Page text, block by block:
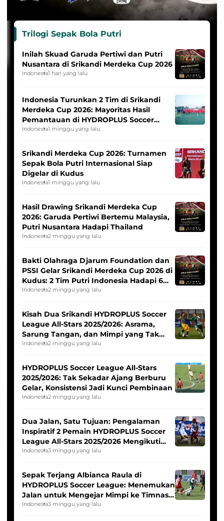
Trilogi Sepak Bola Putri
Inilah Skuad Garuda Pertiwi dan Putri
Nusantara di Srikandi Merdeka Cup 2026
Indonesia1 hari yang lalu
Indonesia Turunkan 2 Tim di Srikandi
Merdeka Cup 2026: Mayoritas Hasil
Pemantauan di HYDROPLUS Soccer
League
Indonesia1 minggu yang lalu
Srikandi Merdeka Cup 2026: Turnamen
Sepak Bola Putri Internasional Siap
Digelar di Kudus
Indonesia1 minggu yang lalu
Hasil Drawing Srikandi Merdeka Cup
2026: Garuda Pertiwi Bertemu Malaysia,
Putri Nusantara Hadapi Thailand
Indonesia2 minggu yang lalu
Bakti Olahraga Djarum Foundation dan
PSSI Gelar Srikandi Merdeka Cup 2026 di
Kudus: 2 Tim Putri Indonesia Hadapi 6
Tim Asia
Indonesia2 minggu yang lalu
Kisah Dua Srikandi HYDROPLUS Soccer
League All-Stars 2025/2026: Asrama,
Sarung Tangan, dan Mimpi yang Tak
Pernah Padam
Indonesia2 minggu yang lalu
HYDROPLUS Soccer League All-Stars
2025/2026: Tak Sekadar Ajang Berburu
Gelar, Konsistensi Jadi Kunci Pembinaan
Indonesia2 minggu yang lalu
Dua Jalan, Satu Tujuan: Pengalaman
Inspiratif 2 Pemain HYDROPLUS Soccer
League All-Stars 2025/2026 Mengikuti
Seleksi Timnas Indonesia Putri
Indonesia3 minggu yang lalu
Sepak Terjang Albianca Raula di
HYDROPLUS Soccer League: Menemukan
Jalan untuk Mengejar Mimpi ke Timnas
Indonesia Putri
Indonesia3 minggu yang lalu